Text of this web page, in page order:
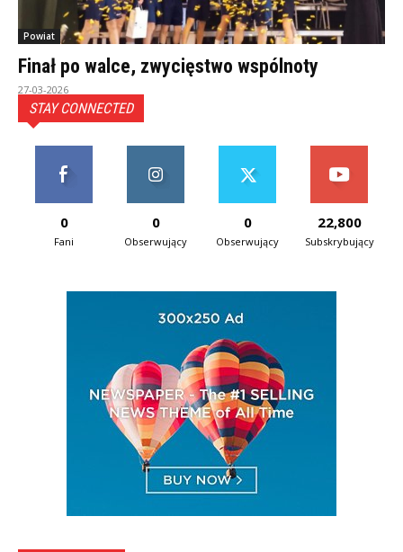
Powiat
Finał po walce, zwycięstwo wspólnoty
27-03-2026
STAY CONNECTED
0
Fani
0
Obserwujący
0
Obserwujący
22,800
Subskrybujący